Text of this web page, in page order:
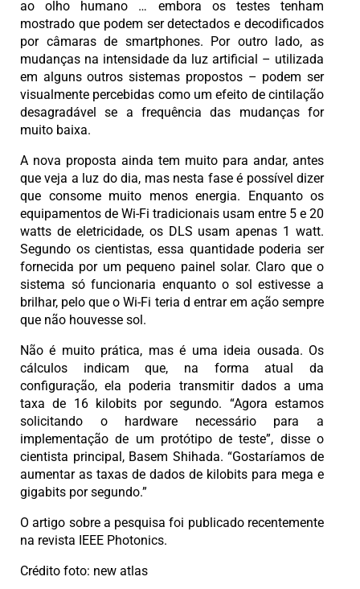
ao olho humano … embora os testes tenham
mostrado que podem ser detectados e decodificados
por câmaras de smartphones. Por outro lado, as
mudanças na intensidade da luz artificial – utilizada
em alguns outros sistemas propostos – podem ser
visualmente percebidas como um efeito de cintilação
desagradável se a frequência das mudanças for
muito baixa.
A nova proposta ainda tem muito para andar, antes
que veja a luz do dia, mas nesta fase é possível dizer
que consome muito menos energia. Enquanto os
equipamentos de Wi-Fi tradicionais usam entre 5 e 20
watts de eletricidade, os DLS usam apenas 1 watt.
Segundo os cientistas, essa quantidade poderia ser
fornecida por um pequeno painel solar. Claro que o
sistema só funcionaria enquanto o sol estivesse a
brilhar, pelo que o Wi-Fi teria d entrar em ação sempre
que não houvesse sol.
Não é muito prática, mas é uma ideia ousada. Os
cálculos indicam que, na forma atual da
configuração, ela poderia transmitir dados a uma
taxa de 16 kilobits por segundo. “Agora estamos
solicitando o hardware necessário para a
implementação de um protótipo de teste”, disse o
cientista principal, Basem Shihada. “Gostaríamos de
aumentar as taxas de dados de kilobits para mega e
gigabits por segundo.”
O artigo sobre a pesquisa foi publicado recentemente
na revista IEEE Photonics.
Crédito foto: new atlas